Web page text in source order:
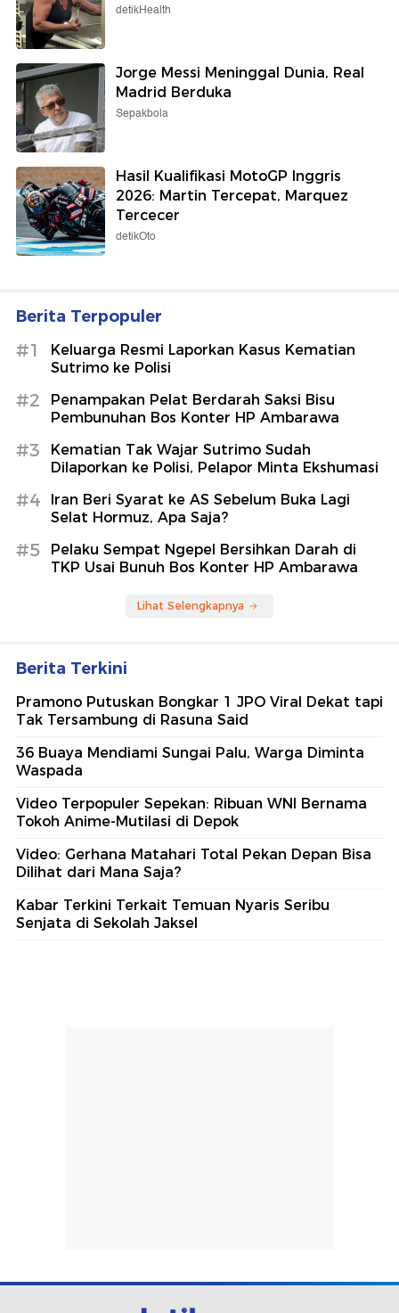
detikHealth
Jorge Messi Meninggal Dunia, Real
Madrid Berduka
Sepakbola
Hasil Kualifikasi MotoGP Inggris
2026: Martin Tercepat, Marquez
Tercecer
detikOto
Berita Terpopuler
#1
Keluarga Resmi Laporkan Kasus Kematian
Sutrimo ke Polisi
#2
Penampakan Pelat Berdarah Saksi Bisu
Pembunuhan Bos Konter HP Ambarawa
#3
Kematian Tak Wajar Sutrimo Sudah
Dilaporkan ke Polisi, Pelapor Minta Ekshumasi
#4
Iran Beri Syarat ke AS Sebelum Buka Lagi
Selat Hormuz, Apa Saja?
#5
Pelaku Sempat Ngepel Bersihkan Darah di
TKP Usai Bunuh Bos Konter HP Ambarawa
Lihat Selengkapnya
Berita Terkini
Pramono Putuskan Bongkar 1 JPO Viral Dekat tapi
Tak Tersambung di Rasuna Said
36 Buaya Mendiami Sungai Palu, Warga Diminta
Waspada
Video Terpopuler Sepekan: Ribuan WNI Bernama
Tokoh Anime-Mutilasi di Depok
Video: Gerhana Matahari Total Pekan Depan Bisa
Dilihat dari Mana Saja?
Kabar Terkini Terkait Temuan Nyaris Seribu
Senjata di Sekolah Jaksel